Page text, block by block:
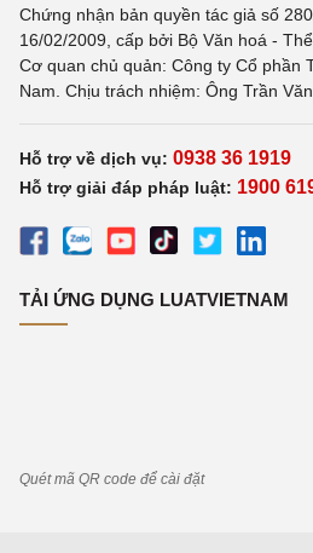
Chứng nhận bản quyền tác giả số
16/02/2009, cấp bởi Bộ Văn hoá -
Cơ quan chủ quản: Công ty Cổ phần
Nam. Chịu trách nhiệm: Ông Trần
Hỗ trợ về dịch vụ: 0938 36 1919
Hỗ trợ giải đáp pháp luật: 1900
TẢI ỨNG DỤNG LUATVIETNAM
Quét mã QR code để cài đặt